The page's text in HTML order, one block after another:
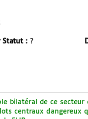
Statut : ?
bilatéral de ce secteur
centraux dangereux